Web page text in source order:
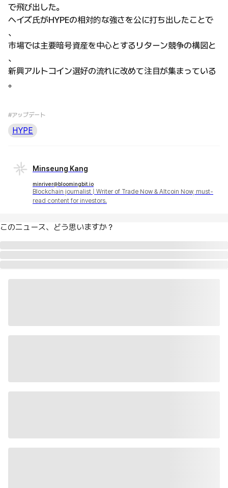
で飛び出した。
ヘイズ氏がHYPEの相対的な強さを公に打ち出したことで
、
市場では主要暗号資産を中心とするリターン競争の構図と
、
新興アルトコイン選好の流れに改めて注目が集まっている
。
#アップデート
HYPE
Minseung Kang
minriver@bloomingbit.io
Blockchain journalist | Writer of Trade Now & Altcoin Now, must-
read content for investors.
このニュース、どう思いますか？